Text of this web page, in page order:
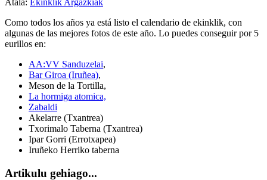
Como todos los años ya está listo el calendario de ekinklik, con
algunas de las mejores fotos de este año. Lo puedes conseguir por 5
eurillos en:
AA:VV Sanduzelai,
Bar Giroa (Iruñea),
Meson de la Tortilla,
La hormiga atomica,
Zabaldi
Akelarre (Txantrea)
Txorimalo Taberna (Txantrea)
Ipar Gorri (Errotxapea)
Iruñeko Herriko taberna
Artikulu gehiago...